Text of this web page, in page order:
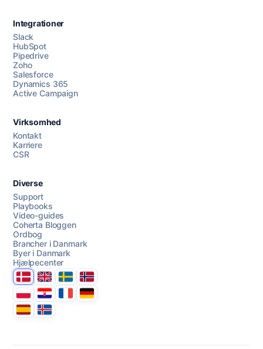
Chat med os
AI Campaign Assist
Integrationer
Slack
HubSpot
Pipedrive
Zoho
Salesforce
Dynamics 365
Active Campaign
Virksomhed
Kontakt
Karriere
CSR
Diverse
Support
Playbooks
Video-guides
Coherta Bloggen
Ordbog
Brancher i Danmark
Byer i Danmark
Hjælpecenter
DanmarkUnited Kingdom
SverigeNorge
PolskaHrvatskaFranceDeutschland
EspanaÍsland